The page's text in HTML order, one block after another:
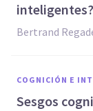
inteligentes?
Bertrand
COGNICIÓN E
Sesgos